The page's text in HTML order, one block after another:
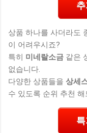
상품 하나를 사더라도
이 어려우시죠?
특히 미네랄소금 같은
없습니다.
다양한 상품들을 상세
수 있도록 순위 추천 해